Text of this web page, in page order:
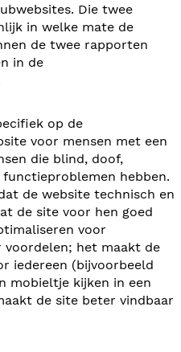
Die twee
in welke mate de
de twee rapporten
in de
op de
voor mensen met een
die blind, doof,
hebben.
de website technisch en
de site voor hen goed
voor
voordelen; het maakt de
iedereen (bijvoorbeeld
mobieltje kijken in een
de site beter vindbaar